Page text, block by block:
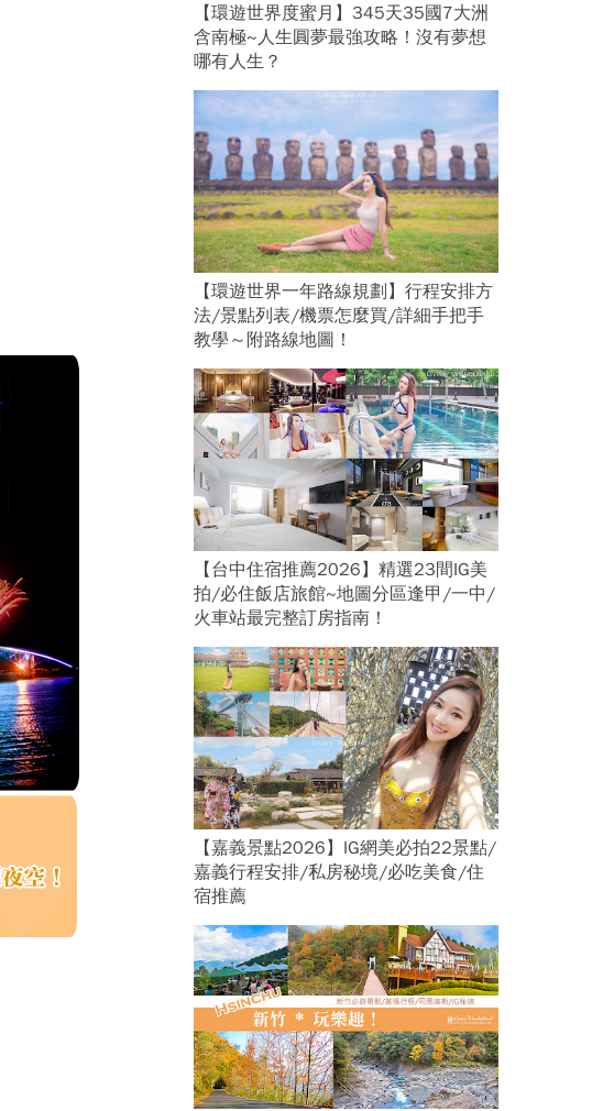
【環遊世界度蜜月】345天35國7大洲
含南極~人生圓夢最強攻略！沒有夢想
哪有人生？
【環遊世界一年路線規劃】行程安排方
法/景點列表/機票怎麼買/詳細手把手
教學～附路線地圖！
【台中住宿推薦2026】精選23間IG美
拍/必住飯店旅館~地圖分區逢甲/一中/
火車站最完整訂房指南！
【嘉義景點2026】IG網美必拍22景點/
嘉義行程安排/私房秘境/必吃美食/住
宿推薦